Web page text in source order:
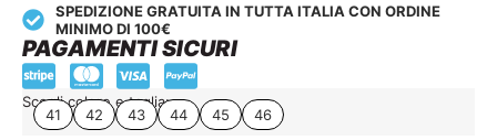
SPEDIZIONE GRATUITA IN TUTTA ITALIA CON ORDINE
MINIMO DI 100€
PAGAMENTI SICURI
Scegli colore e taglia:
41 42 43 44 45 46